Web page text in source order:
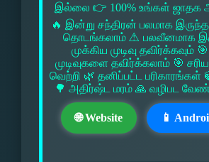
இல்லை 👉 100% உங்கள் ஜாதக
🔥 இன்று சந்திரன் பலமாக
தொடங்கலாம் ⚠ பலவீனமாக
முக்கிய முடிவு தவிர்க்கவும்
முடிவுகளை தவிர்க்கலாம் 🎯
வெற்றி 🌿 தனிப்பட்ட பரிகாரங்கள்
🌳 அதிர்ஷ்ட மரம் 🙏 வழிபட
🌐 Website 📱